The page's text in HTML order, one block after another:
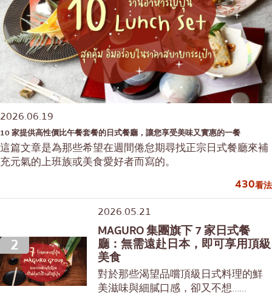
2026.06.19
10 家提供高性價比午餐套餐的日式餐廳，讓您享受美味又實惠的一餐
這篇文章是為那些希望在週間倦怠期尋找正宗日式餐廳來補
充元氣的上班族或美食愛好者而寫的。
430看法
2
2026.05.21
MAGURO 集團旗下 7 家日式餐
廳：無需遠赴日本，即可享用頂級
美食
對於那些渴望品嚐頂級日式料理的鮮
美滋味與細膩口感，卻又不想……